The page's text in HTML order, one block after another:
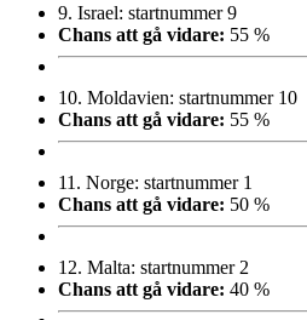
9. Israel: startnummer 9
Chans att gå vidare: 55 %
10. Moldavien: startnummer 10
Chans att gå vidare: 55 %
11. Norge: startnummer 1
Chans att gå vidare: 50 %
12. Malta: startnummer 2
Chans att gå vidare: 40 %